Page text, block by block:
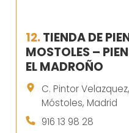
12.TIENDA DE
MOSTOLES –
EL MADROÑO
C. Pintor
Móstoles, Madrid
916 13 98 28